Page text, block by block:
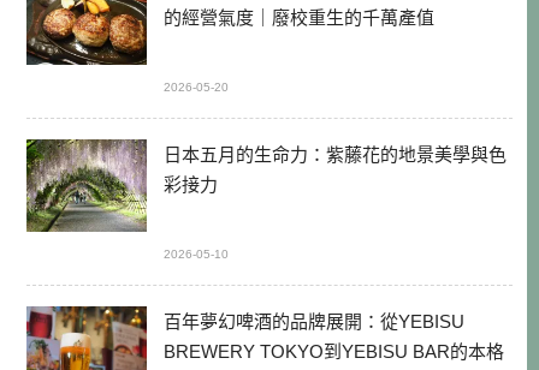
的經營氣度｜廢校重生的千萬產值
2026-05-20
日本五月的生命力：紫藤花的地景美學與色
彩接力
2026-05-10
百年夢幻啤酒的品牌展開：從YEBISU
BREWERY TOKYO到YEBISU BAR的本格